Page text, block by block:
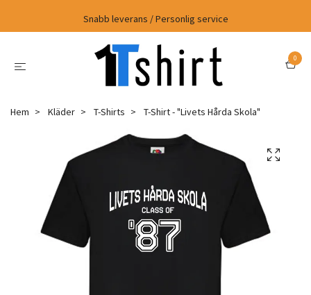
Snabb leverans / Personlig service
0
Hem Kläder T-Shirts T-Shirt - "Livets Hårda Skola"